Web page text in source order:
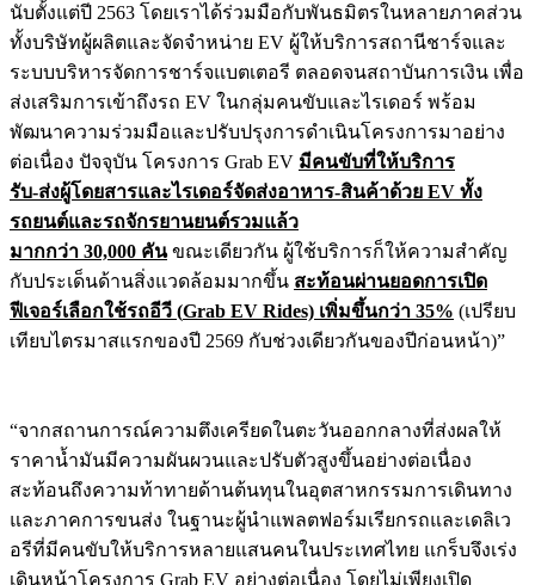
นับตั้งแต่ปี 2563 โดยเราได้ร่วมมือกับพันธมิตรในหลายภาคส่วน
ทั้งบริษัทผู้ผลิตและจัดจำหน่าย EV ผู้ให้บริการสถานีชาร์จและ
ระบบบริหารจัดการชาร์จแบตเตอรี ตลอดจนสถาบันการเงิน เพื่อ
ส่งเสริมการเข้าถึงรถ EV ในกลุ่มคนขับและไรเดอร์ พร้อม
พัฒนาความร่วมมือและปรับปรุงการดำเนินโครงการมาอย่าง
ต่อเนื่อง ปัจจุบัน โครงการ Grab EV มีคนขับที่ให้บริการ
รับ-ส่งผู้โดยสารและไรเดอร์จัดส่งอาหาร-สินค้าด้วย EV ทั้ง
รถยนต์และรถจักรยานยนต์รวมแล้ว
มากกว่า 30,000 คันขณะเดียวกัน ผู้ใช้บริการก็ให้ความสำคัญ
กับประเด็นด้านสิ่งแวดล้อมมากขึ้น สะท้อนผ่านยอดการเปิด
ฟีเจอร์เลือกใช้รถอีวี (Grab EV Rides) เพิ่มขึ้นกว่า 35% (เปรียบ
เทียบไตรมาสแรกของปี 2569 กับช่วงเดียวกันของปีก่อนหน้า)”
“จากสถานการณ์ความตึงเครียดในตะวันออกกลางที่ส่งผลให้
ราคาน้ำมันมีความผันผวนและปรับตัวสูงขึ้นอย่างต่อเนื่อง
สะท้อนถึงความท้าทายด้านต้นทุนในอุตสาหกรรมการเดินทาง
และภาคการขนส่ง ในฐานะผู้นำแพลตฟอร์มเรียกรถและเดลิเว
อรีที่มีคนขับให้บริการหลายแสนคนในประเทศไทย แกร็บจึงเร่ง
เดินหน้าโครงการ Grab EV อย่างต่อเนื่อง โดยไม่เพียงเปิด